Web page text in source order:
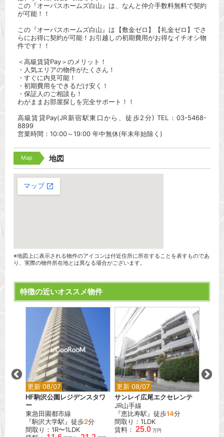
この『オーパスホームズ白山』は、なんと仲介手数料無料で契約
が可能！！
この『オーパスホームズ白山』は【敷金ゼロ】【礼金ゼロ】でさ
らにお得に契約が可能！お引越しの初期費用がお得なイチオシ物
件です！！
＜高級賃貸Pay＞のメリット！
・人気エリアの物件がたくさん！
・すぐに内見可能！
・初期費用をできるだけ安く！
・保証人のご相談も！
わがままお部屋探しを完全サポート！！
高級賃貸Pay(JR新宿駅東口から、徒歩2分) TEL：03-5468-
8899
営業時間：10:00～19:00 年中無休(年末年始除く)
Map 地図
※地図上に表示される物件のアイコンは付近住所に所在することを表すものであ
り、実際の物件所在地とは異なる場合がございます。
特徴の近いオススメ物件
更新 08/07
HF駒沢公園レジデンスタワ
ー
東急田園都市線
『駒沢大学駅』徒歩2分
間取り：1R〜1LDK
更新 08/07
サンレイ広尾エクセレンテ
JR山手線
『恵比寿駅』徒歩14分
間取り：1LDK
賃料： 25.0 万円